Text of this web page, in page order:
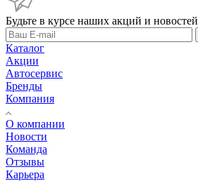
Будьте в курсе наших акций и новостей
Каталог
Акции
Автосервис
Бренды
Компания
О компании
Новости
Команда
Отзывы
Карьера